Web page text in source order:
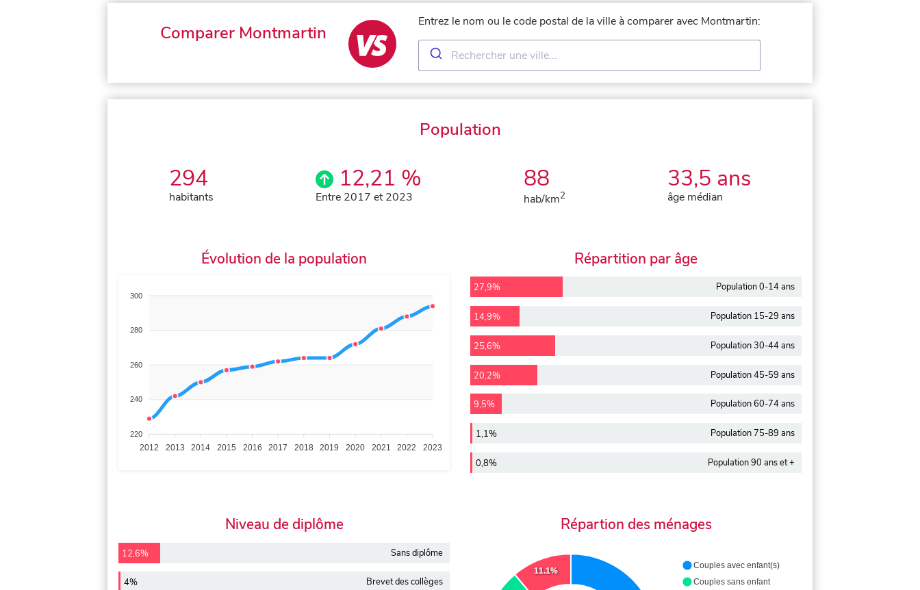
Comparer Montmartin
Entrez le nom ou le code postal de la ville à comparer avec Montmartin:
Population
294
habitants
12,21 %
Entre 2017 et 2023
88
hab/km2
33,5 ans
âge médian
Évolution de la population
300
280
260
240
220
2012 2013 2014 2015 2016 2017 2018 2019 2020 2021 2022 2023
Répartition par âge
27,9% Population 0-14 ans
14,9% Population 15-29 ans
25,6% Population 30-44 ans
20,2% Population 45-59 ans
9,5% Population 60-74 ans
1,1% Population 75-89 ans
0,8% Population 90 ans et +
Niveau de diplôme
12,6% Sans diplôme
4% Brevet des collèges
Répartion des ménages
11.1%
Couples avec enfant(s)
Couples sans enfant